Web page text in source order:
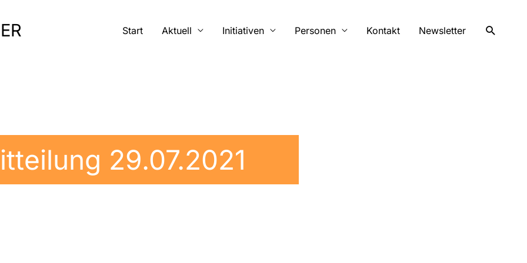
Start Aktuell Initiativen Personen Kontakt Newsletter Suchen
29.07.2021